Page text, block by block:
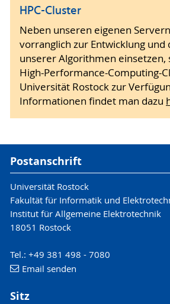
HPC-Cluster
Neben unseren eigenen
vorranglich zur Entwicklung
unserer Algorithmen
High-Performance-Computing-
Universität Rostock zur
Informationen findet man dazu
Postanschrift
Universität Rostock
Fakultät für Informatik und
Institut für Allgemeine Elektrotechnik
18051 Rostock
Tel.: +49 381 498 - 7080
Email senden
Sitz